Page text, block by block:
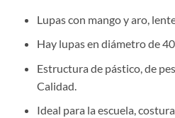
Lupas con mango y aro,
Hay lupas en diámetro de
Estructura de pástico, de
Calidad.
Ideal para la escuela,